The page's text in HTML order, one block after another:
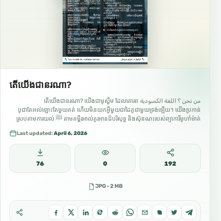
តើយើងជានរណា?
من نحن ؟ اللغة الكمبودية តើយើងជានរណា? យើងជាមូស្លីម ដែលគោរព
បូជាតែអល់ឡោះតែមួយគត់ ហើយមិនយកអ្វីមួយជាដៃគូជាមួយទ្រង់ឡើយ។ យើងប្រកាន់
តាមគម្ពីរ​អាល់គូរអាន​ដ៏បរិសុទ្ធ និងស៊ុនណះរបស់ព្យាការីមូហាំម៉ាត់ ﷺ ស្របតាមការយល់
សម្រាប់អល់ឡោះក្នុងការគោរពបូជា។ អំពាវនាវឱ្យគោរពបូជាតែអល់ឡោះតែមួយ និង
អំពាវនាវទៅកាន់មេត្តាករុណា យុត្តិធម៌ និងសីលធម៌ដ៏ល្អ។ យើងជឿថា៖ •…
Last updated:April 6, 2026
76 0 192
JPG · 2 MB